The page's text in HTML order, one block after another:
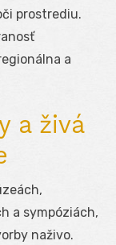
prostrediu.
a
a živá
a sympóziách,
naživo.